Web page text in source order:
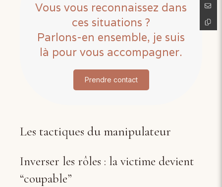
Vous vous reconnaissez dans
ces situations ?
​​​​​​​Parlons-en ensemble, je suis
là pour vous accompagner.
Prendre contact
Les tactiques du manipulateur
Inverser les rôles : la victime devient
“coupable”